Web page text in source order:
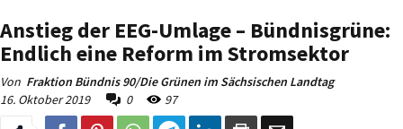
Anstieg der EEG-Umlage – Bündnisgrüne:
Endlich eine Reform im Stromsektor
Von Fraktion Bündnis 90/Die Grünen im Sächsischen Landtag
16. Oktober 2019
0 97